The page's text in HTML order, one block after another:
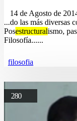
14 de Agosto de
...do las más diversas
Posestructuralismo,
Filosofía......
filosofia
280